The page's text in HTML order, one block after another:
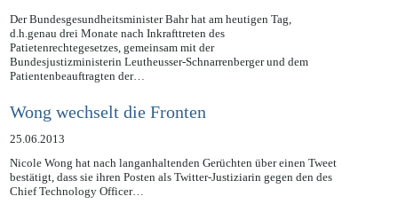
26.06.2013
Der Bundesgesundheitsminister Bahr hat am heutigen Tag,
d.h.genau drei Monate nach Inkrafttreten des
Patietenrechtegesetzes, gemeinsam mit der
Bundesjustizministerin Leutheusser-Schnarrenberger und dem
Wong wechselt die Fronten
25.06.2013
Nicole Wong hat nach langanhaltenden Gerüchten über einen Tweet
bestätigt, dass sie ihren Posten als Twitter-Justiziarin gegen den des